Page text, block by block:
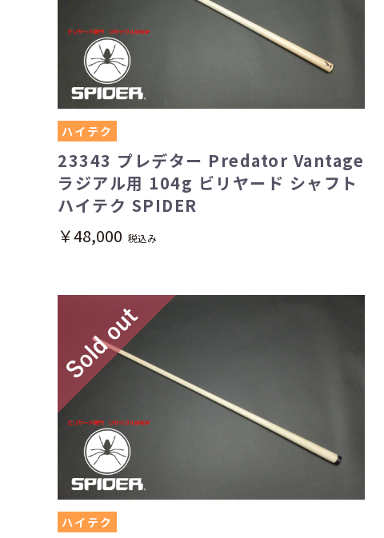
ハイテク
23343 プレデター Predator Vantage
ラジアル用 104g ビリヤード シャフト
ハイテク SPIDER
￥48,000 税込み
ハイテク